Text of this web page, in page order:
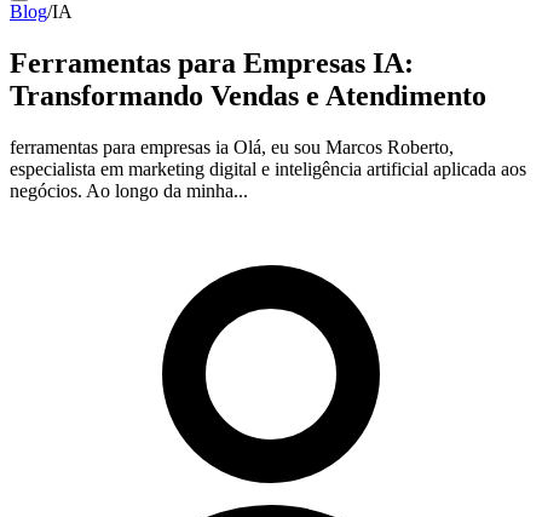
Blog/IA
Ferramentas para Empresas IA:
Transformando Vendas e Atendimento
ferramentas para empresas ia Olá, eu sou Marcos Roberto,
especialista em marketing digital e inteligência artificial aplicada aos
negócios. Ao longo da minha...